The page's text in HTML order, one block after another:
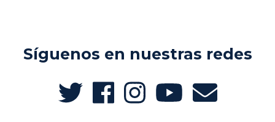
Síguenos en nuestras redes